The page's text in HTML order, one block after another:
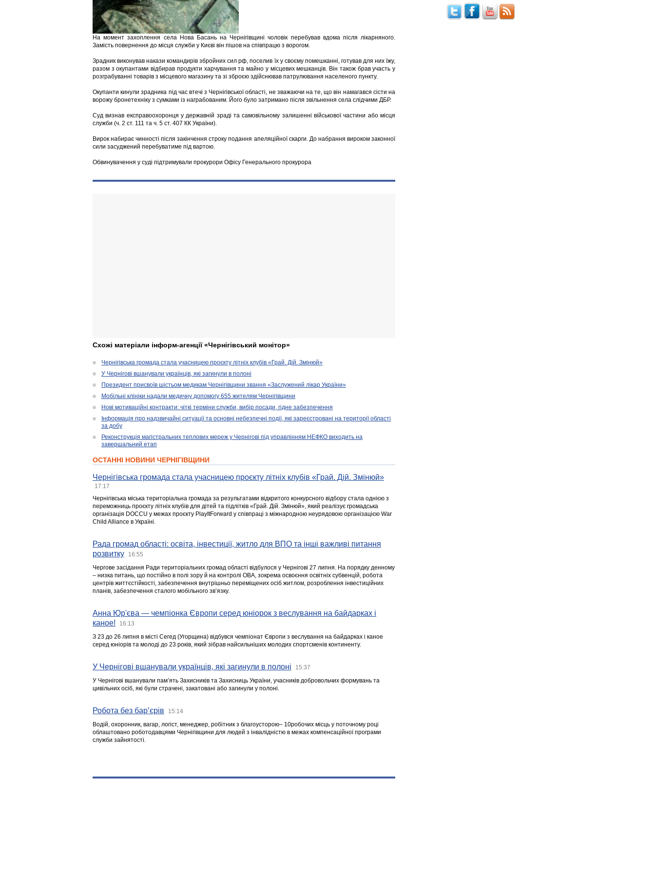
На момент захоплення села Нова Басань на Чернігівщині чоловік перебував вдома після лікарняного.
Замість повернення до місця служби у Києві він пішов на співпрацю з ворогом.
Зрадник виконував накази командирів збройних сил рф, поселив їх у своєму помешканні, готував для них їжу,
разом з окупантами відбирав продукти харчування та майно у місцевих мешканців. Він також брав участь у
розграбуванні товарів з місцевого магазину та зі зброєю здійснював патрулювання населеного пункту.
Окупанти кинули зрадника під час втечі з Чернігівської області, не зважаючи на те, що він намагався сісти на
ворожу бронетехніку з сумками із награбованим. Його було затримано після звільнення села слідчими ДБР.
Суд визнав експравоохоронця у державній зраді та самовільному залишенні військової частини або місця
служби (ч. 2 ст. 111 та ч. 5 ст. 407 КК України).
Вирок набирає чинності після закінчення строку подання апеляційної скарги. До набрання вироком законної
сили засуджений перебуватиме під вартою.
Обвинувачення у суді підтримували прокурори Офісу Генерального прокурора
Схожі матеріали інформ-агенції «Чернігівський монітор»
Чернігівська громада стала учасницею проєкту літніх клубів «Грай. Дій. Змінюй»
У Чернігові вшанували українців, які загинули в полоні
Президент присвоїв шістьом медикам Чернігівщини звання «Заслужений лікар України»
Мобільні клініки надали медичну допомогу 655 жителям Чернігівщини
Нові мотиваційні контракти: чіткі терміни служби, вибір посади, гідне забезпечення
Інформація про надзвичайні ситуації та основні небезпечні події, які зареєстровані на території області
за добу
Реконструкція магістральних теплових мереж у Чернігові під управлінням НЕФКО виходить на
завершальний етап
ОСТАННІ НОВИНИ ЧЕРНІГІВЩИНИ
Чернігівська громада стала учасницею проєкту літніх клубів «Грай. Дій. Змінюй»
17:17
Чернігівська міська територіальна громада за результатами відкритого конкурсного відбору стала однією з
переможниць проєкту літніх клубів для дітей та підлітків «Грай. Дій. Змінюй», який реалізує громадська
організація DOCCU у межах проєкту PlayItForward у співпраці з міжнародною неурядовою організацією War
Child Alliance в Україні.
Рада громад області: освіта, інвестиції, житло для ВПО та інші важливі питання
розвитку
16:55
Чергове засідання Ради територіальних громад області відбулося у Чернігові 27 липня. На порядку денному
– низка питань, що постійно в полі зору й на контролі ОВА, зокрема освоєння освітніх субвенцій, робота
центрів життєстійкості, забезпечення внутрішньо переміщених осіб житлом, розроблення інвестиційних
планів, забезпечення сталого мобільного зв’язку.
Анна Юр'єва — чемпіонка Європи серед юніорок з веслування на байдарках і
каное!
16:13
З 23 до 26 липня в місті Сегед (Угорщина) відбувся чемпіонат Європи з веслування на байдарках і каное
серед юніорів та молоді до 23 років, який зібрав найсильніших молодих спортсменів континенту.
У Чернігові вшанували українців, які загинули в полоні 15:37
У Чернігові вшанували пам’ять Захисників та Захисниць України, учасників добровольчих формувань та
цивільних осіб, які були страчені, закатовані або загинули у полоні.
Робота без бар’єрів 15:14
Водій, охоронник, вагар, логіст, менеджер, робітник з благоусторою– 10робочих місць у поточному році
облаштовано роботодавцями Чернігівщини для людей з інвалідністю в межах компенсаційної програми
служби зайнятості.